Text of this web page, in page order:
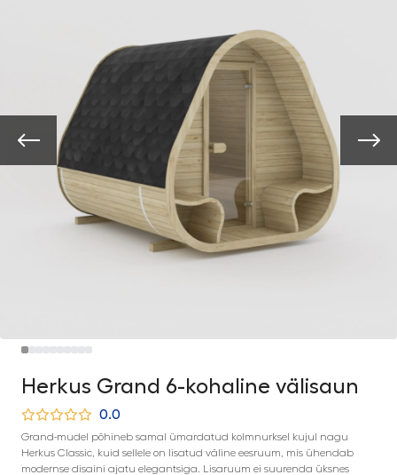
Herkus Grand 6-kohaline välisaun
0.0
Grand-mudel põhineb samal ümardatud kolmnurksel kujul nagu
Herkus Classic, kuid sellele on lisatud väline eesruum, mis ühendab
modernse disaini ajatu elegantsiga. Lisaruum ei suurenda üksnes